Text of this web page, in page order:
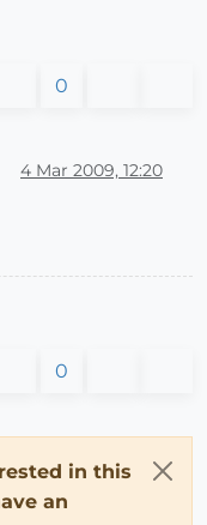
0
4 Mar 2009, 12:20
0
in this
an